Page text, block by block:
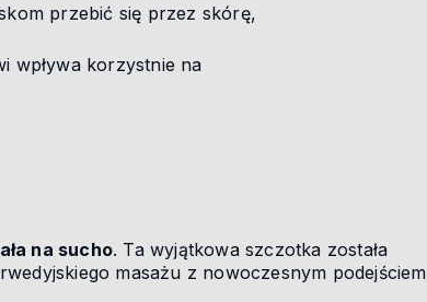
przebić się przez skórę,
wpływa korzystnie na
na sucho. Ta wyjątkowa szczotka została
masażu z nowoczesnym podejściem